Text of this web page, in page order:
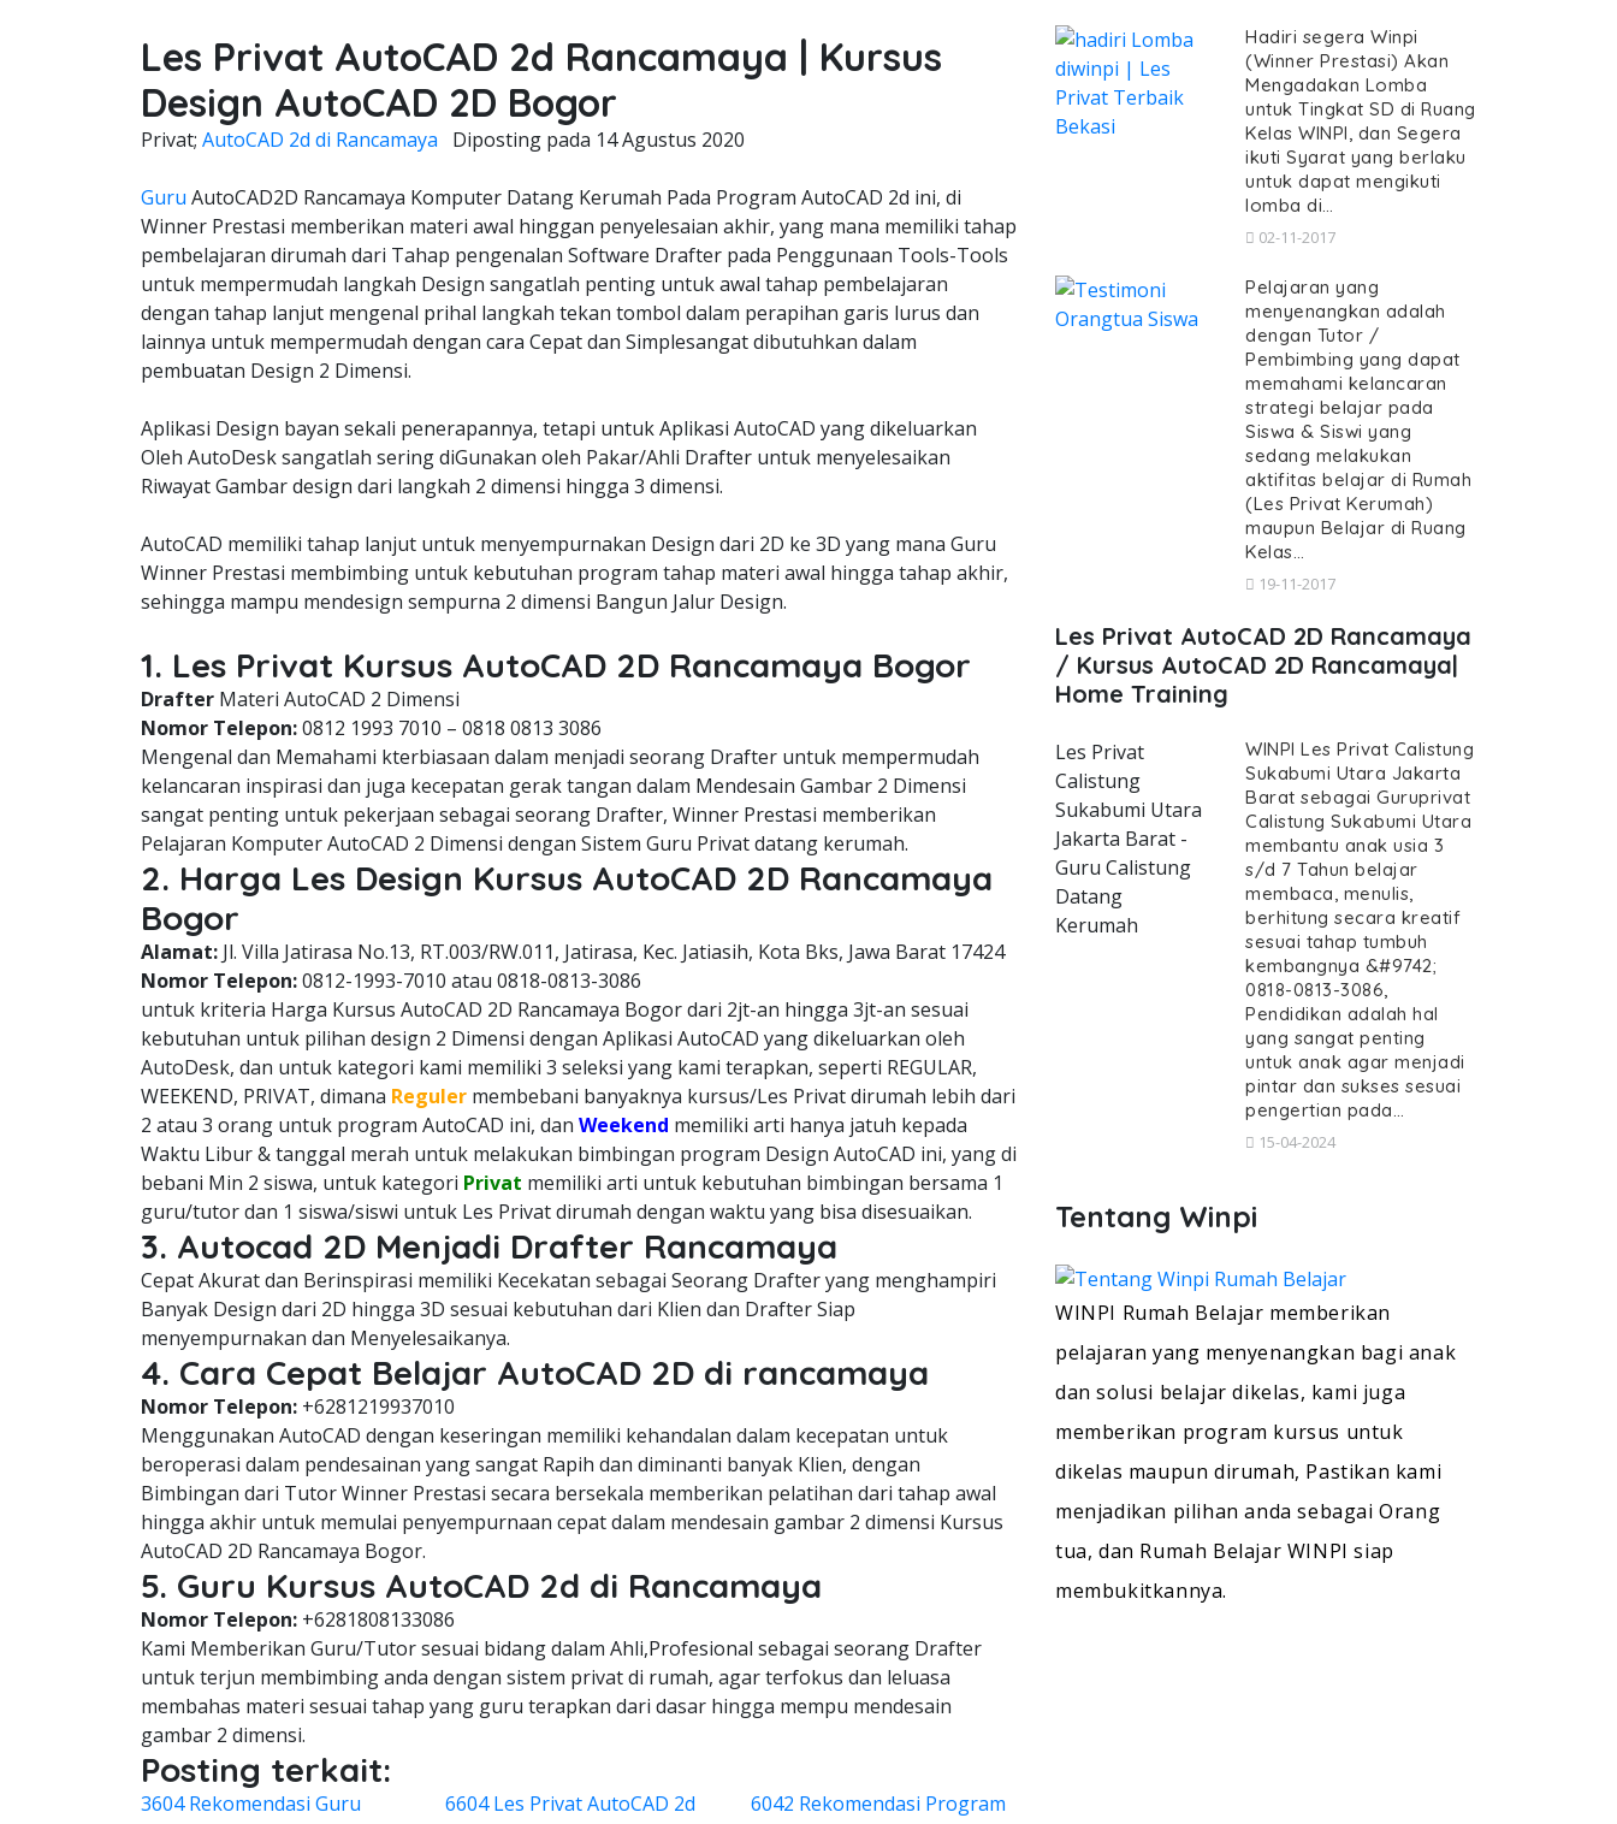
Les Privat AutoCAD 2d Rancamaya | Kursus
Design AutoCAD 2D Bogor
Privat; AutoCAD 2d di Rancamaya Diposting pada 14 Agustus 2020
Guru AutoCAD2D Rancamaya Komputer Datang Kerumah Pada Program AutoCAD 2d ini, di
Winner Prestasi memberikan materi awal hinggan penyelesaian akhir, yang mana memiliki tahap
pembelajaran dirumah dari Tahap pengenalan Software Drafter pada Penggunaan Tools-Tools
untuk mempermudah langkah Design sangatlah penting untuk awal tahap pembelajaran
dengan tahap lanjut mengenal prihal langkah tekan tombol dalam perapihan garis lurus dan
lainnya untuk mempermudah dengan cara Cepat dan Simplesangat dibutuhkan dalam
pembuatan Design 2 Dimensi.
Aplikasi Design bayan sekali penerapannya, tetapi untuk Aplikasi AutoCAD yang dikeluarkan
Oleh AutoDesk sangatlah sering diGunakan oleh Pakar/Ahli Drafter untuk menyelesaikan
Riwayat Gambar design dari langkah 2 dimensi hingga 3 dimensi.
AutoCAD memiliki tahap lanjut untuk menyempurnakan Design dari 2D ke 3D yang mana Guru
Winner Prestasi membimbing untuk kebutuhan program tahap materi awal hingga tahap akhir,
sehingga mampu mendesign sempurna 2 dimensi Bangun Jalur Design.
1. Les Privat Kursus AutoCAD 2D Rancamaya Bogor
Drafter Materi AutoCAD 2 Dimensi
Nomor Telepon:0812 1993 7010 – 0818 0813 3086
Mengenal dan Memahami kterbiasaan dalam menjadi seorang Drafter untuk mempermudah
kelancaran inspirasi dan juga kecepatan gerak tangan dalam Mendesain Gambar 2 Dimensi
sangat penting untuk pekerjaan sebagai seorang Drafter, Winner Prestasi memberikan
Pelajaran Komputer AutoCAD 2 Dimensi dengan Sistem Guru Privat datang kerumah.
2. Harga Les Design Kursus AutoCAD 2D Rancamaya
Bogor
Alamat: Jl. Villa Jatirasa No.13, RT.003/RW.011, Jatirasa, Kec. Jatiasih, Kota Bks, Jawa Barat 17424
Nomor Telepon:0812-1993-7010 atau 0818-0813-3086
untuk kriteria Harga Kursus AutoCAD 2D Rancamaya Bogor dari 2jt-an hingga 3jt-an sesuai
kebutuhan untuk pilihan design 2 Dimensi dengan Aplikasi AutoCAD yang dikeluarkan oleh
AutoDesk, dan untuk kategori kami memiliki 3 seleksi yang kami terapkan, seperti REGULAR,
WEEKEND, PRIVAT, dimana Reguler membebani banyaknya kursus/Les Privat dirumah lebih dari
2 atau 3 orang untuk program AutoCAD ini, dan Weekend memiliki arti hanya jatuh kepada
Waktu Libur & tanggal merah untuk melakukan bimbingan program Design AutoCAD ini, yang di
bebani Min 2 siswa, untuk kategori Privat memiliki arti untuk kebutuhan bimbingan bersama 1
guru/tutor dan 1 siswa/siswi untuk Les Privat dirumah dengan waktu yang bisa disesuaikan.
3. Autocad 2D Menjadi Drafter Rancamaya
Cepat Akurat dan Berinspirasi memiliki Kecekatan sebagai Seorang Drafter yang menghampiri
Banyak Design dari 2D hingga 3D sesuai kebutuhan dari Klien dan Drafter Siap
menyempurnakan dan Menyelesaikanya.
4. Cara Cepat Belajar AutoCAD 2D di rancamaya
Nomor Telepon: +6281219937010
Menggunakan AutoCAD dengan keseringan memiliki kehandalan dalam kecepatan untuk
beroperasi dalam pendesainan yang sangat Rapih dan diminanti banyak Klien, dengan
Bimbingan dari Tutor Winner Prestasi secara bersekala memberikan pelatihan dari tahap awal
hingga akhir untuk memulai penyempurnaan cepat dalam mendesain gambar 2 dimensi Kursus
AutoCAD 2D Rancamaya Bogor.
5. Guru Kursus AutoCAD 2d di Rancamaya
Nomor Telepon: +6281808133086
Kami Memberikan Guru/Tutor sesuai bidang dalam Ahli,Profesional sebagai seorang Drafter
untuk terjun membimbing anda dengan sistem privat di rumah, agar terfokus dan leluasa
membahas materi sesuai tahap yang guru terapkan dari dasar hingga mempu mendesain
gambar 2 dimensi.
Posting terkait:
3604 Rekomendasi Guru
6604 Les Privat AutoCAD 2d
6042 Rekomendasi Program
Hadiri segera Winpi
(Winner Prestasi) Akan
Mengadakan Lomba
untuk Tingkat SD di Ruang
Kelas WINPI, dan Segera
ikuti Syarat yang berlaku
untuk dapat mengikuti
lomba di…
02-11-2017
Pelajaran yang
menyenangkan adalah
dengan Tutor /
Pembimbing yang dapat
memahami kelancaran
strategi belajar pada
Siswa & Siswi yang
sedang melakukan
aktifitas belajar di Rumah
(Les Privat Kerumah)
maupun Belajar di Ruang
Kelas…
19-11-2017
Les Privat AutoCAD 2D Rancamaya
/ Kursus AutoCAD 2D Rancamaya|
Home Training
Les Privat
Calistung
Sukabumi Utara
Jakarta Barat -
Guru Calistung
Datang
Kerumah
WINPI Les Privat Calistung
Sukabumi Utara Jakarta
Barat sebagai Guruprivat
Calistung Sukabumi Utara
membantu anak usia 3
s/d 7 Tahun belajar
membaca, menulis,
berhitung secara kreatif
sesuai tahap tumbuh
kembangnya &#9742;
0818-0813-3086,
Pendidikan adalah hal
yang sangat penting
untuk anak agar menjadi
pintar dan sukses sesuai
pengertian pada…
15-04-2024
Tentang Winpi
WINPI Rumah Belajar memberikan
pelajaran yang menyenangkan bagi anak
dan solusi belajar dikelas, kami juga
memberikan program kursus untuk
dikelas maupun dirumah, Pastikan kami
menjadikan pilihan anda sebagai Orang
tua, dan Rumah Belajar WINPI siap
membukitkannya.